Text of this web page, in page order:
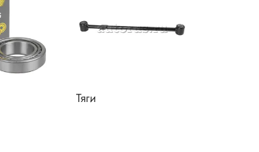
Тяги